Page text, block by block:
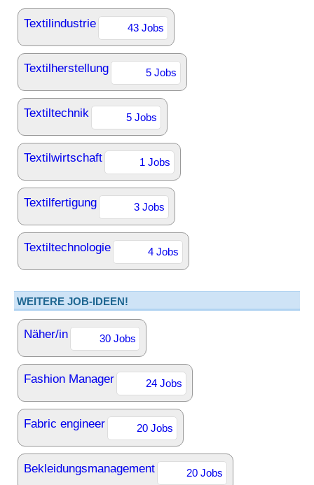
Textilindustrie 43 Jobs
Textilherstellung 5 Jobs
Textiltechnik 5 Jobs
Textilwirtschaft 1 Jobs
Textilfertigung 3 Jobs
Textiltechnologie 4 Jobs
WEITERE JOB-IDEEN!
Näher/in 30 Jobs
Fashion Manager 24 Jobs
Fabric engineer 20 Jobs
Bekleidungsmanagement 20 Jobs